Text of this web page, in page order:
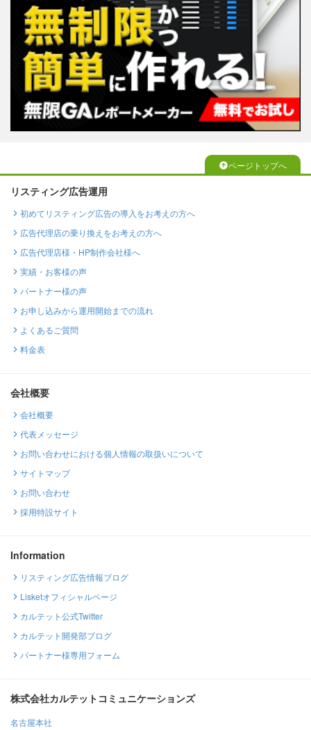
ページトップへ
リスティング広告運用
初めてリスティング広告の導入をお考えの方へ
広告代理店の乗り換えをお考えの方へ
広告代理店様・HP制作会社様へ
実績・お客様の声
パートナー様の声
お申し込みから運用開始までの流れ
よくあるご質問
料金表
会社概要
会社概要
代表メッセージ
お問い合わせにおける個人情報の取扱いについて
サイトマップ
お問い合わせ
採用特設サイト
Information
リスティング広告情報ブログ
Lisketオフィシャルページ
カルテット公式Twitter
カルテット開発部ブログ
パートナー様専用フォーム
株式会社カルテットコミュニケーションズ
名古屋本社